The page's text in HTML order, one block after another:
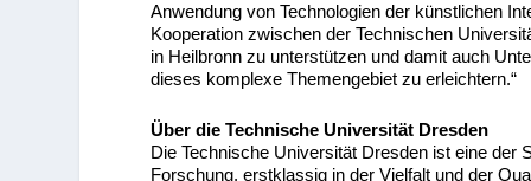
Anwendung von Technologien der künstlichen
Kooperation zwischen der Technischen
in Heilbronn zu unterstützen und damit auch
dieses komplexe Themengebiet zu erleichtern.“
Über die Technische Universität Dresden
Die Technische Universität Dresden ist eine der
Forschung, erstklassig in der Vielfalt und der